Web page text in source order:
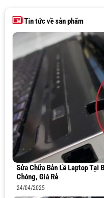
Tin tức về sản phẩm
Sửa Chữa Bản Lề Laptop Tại
Chóng, Giá Rẻ
24/04/2025